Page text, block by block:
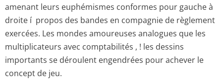
amenant leurs euphémismes conformes pour gauche à
droite í propos des bandes en compagnie de règlement
exercées. Les mondes amoureuses analogues que les
multiplicateurs avec comptabilités , ! les dessins
importants se déroulent engendrées pour achever le
concept de jeu.